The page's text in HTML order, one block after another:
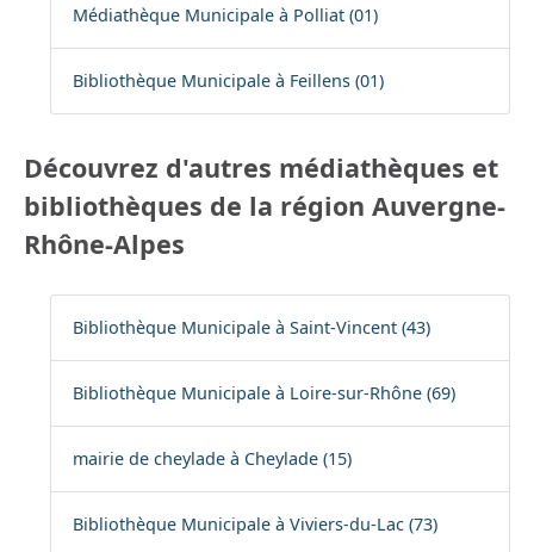
Médiathèque Municipale à Polliat (01)
Bibliothèque Municipale à Feillens (01)
Découvrez d'autres médiathèques et
bibliothèques de la région Auvergne-
Rhône-Alpes
Bibliothèque Municipale à Saint-Vincent (43)
Bibliothèque Municipale à Loire-sur-Rhône (69)
mairie de cheylade à Cheylade (15)
Bibliothèque Municipale à Viviers-du-Lac (73)